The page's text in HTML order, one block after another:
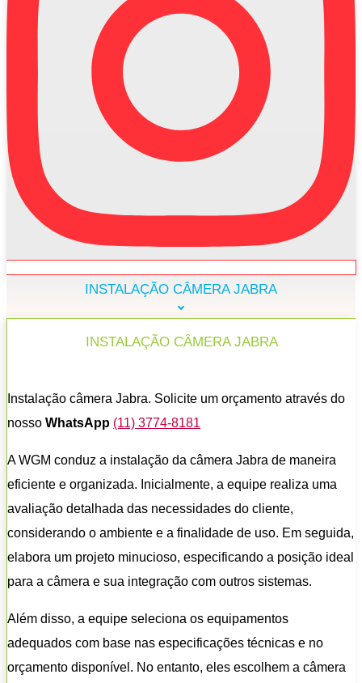
INSTALAÇÃO CÂMERA JABRA
INSTALAÇÃO CÂMERA JABRA
Instalação câmera Jabra. Solicite um orçamento através do
nosso WhatsApp (11) 3774-8181
A WGM conduz a instalação da câmera Jabra de maneira
eficiente e organizada. Inicialmente, a equipe realiza uma
avaliação detalhada das necessidades do cliente,
considerando o ambiente e a finalidade de uso. Em seguida,
elabora um projeto minucioso, especificando a posição ideal
para a câmera e sua integração com outros sistemas.
Além disso, a equipe seleciona os equipamentos
adequados com base nas especificações técnicas e no
orçamento disponível. No entanto, eles escolhem a câmera